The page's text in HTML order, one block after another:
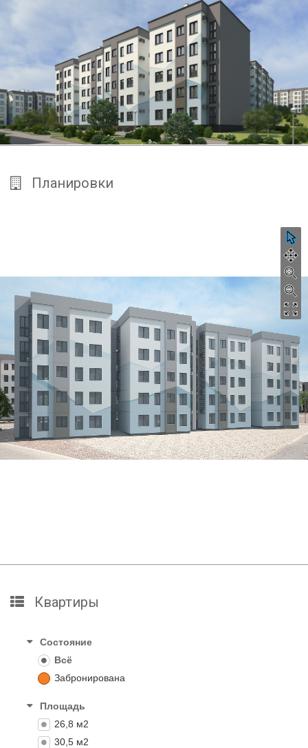
Планировки
Квартиры
Состояние
Всё
Забронирована
Площадь
26,8 м2
30,5 м2